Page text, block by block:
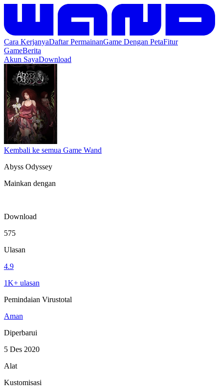
Cara KerjanyaDaftar PermainanGame Dengan PetaFitur
GameBerita
Akun SayaDownload
Kembali ke semua Game Wand
Abyss Odyssey
Mainkan dengan
Download
575
Ulasan
4.9
1K+ ulasan
Pemindaian Virustotal
Aman
Diperbarui
5 Des 2020
Alat
Kustomisasi